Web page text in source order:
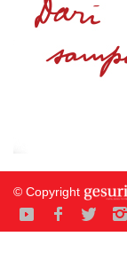
© Copyright